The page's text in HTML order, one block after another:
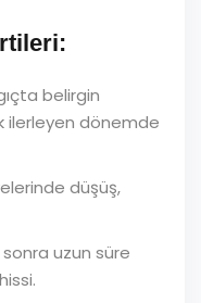
belirgin
ilerleyen dönemde
düşüş,
uzun süre